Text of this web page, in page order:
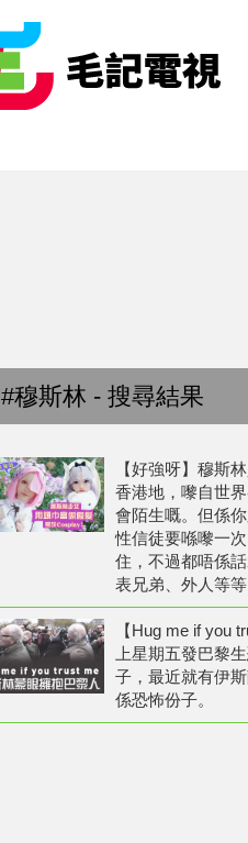
#穆斯林 - 搜尋結果
【好強呀】穆斯
香港地，嚟自世
會陌生嘅。但係
性信徒要喺嚟一
住，不過都唔係
表兄弟、外人等
【Hug me if you
上星期五發巴黎
子，最近就有伊
係恐怖份子。